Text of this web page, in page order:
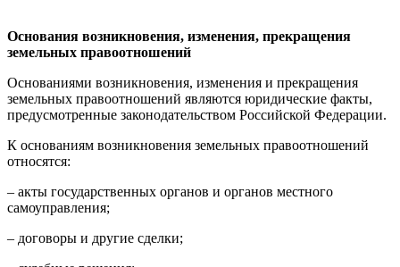
Основания возникновения, изменения, прекращения
земельных правоотношений
Основаниями возникновения, изменения и прекращения
земельных правоотношений являются юридические факты,
предусмотренные законодательством Российской Федерации.
К основаниям возникновения земельных правоотношений
относятся:
– акты государственных органов и органов местного
самоуправления;
– договоры и другие сделки;